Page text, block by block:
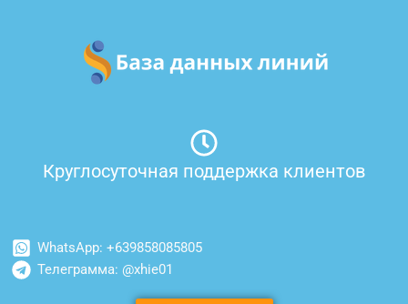
содержимому
Круглосуточная поддержка клиентов
WhatsApp: +639858085805
Телеграмма: @xhie01